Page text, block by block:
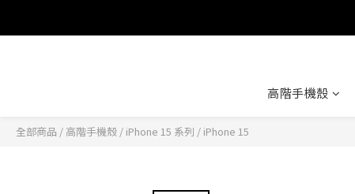
高階手機殼
全部商品 / 高階手機殼 / iPhone 15 系列 / iPhone 15